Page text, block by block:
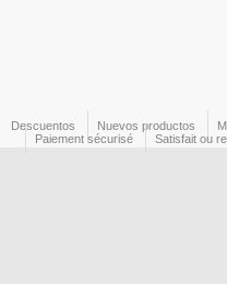
Descuentos Nuevos productos
Paiement sécurisé
Satisfait ou